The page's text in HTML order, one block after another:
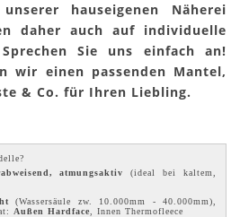
hauseigenen Näherei
daher auch auf individuelle
Sie uns einfach an!
wir einen passenden Mantel,
& Co. für Ihren Liebling.
atmungsaktiv
(ideal bei kaltem,
(Wassersäule zw. 10.000mm - 40.000mm),
Außen Hardface , Innen Thermofleece